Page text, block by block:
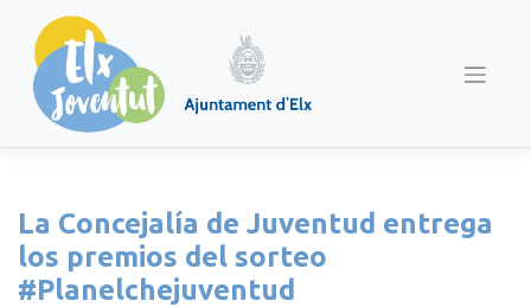
contenido
La Concejalía de Juventud entrega
los premios del sorteo
#Planelchejuventud